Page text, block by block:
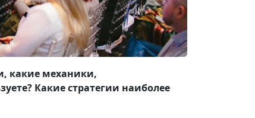
какие механики,
Какие стратегии наиболее